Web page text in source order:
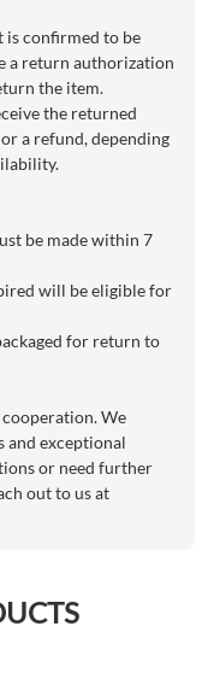
confirmed to be
a return authorization
the item.
the returned
a refund, depending
be made within 7
will be eligible for
for return to
We
exceptional
or need further
out to us at